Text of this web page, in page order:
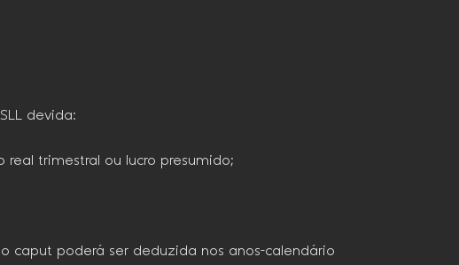
devida:
trimestral ou lucro presumido;
caput poderá ser deduzida nos anos-calendário